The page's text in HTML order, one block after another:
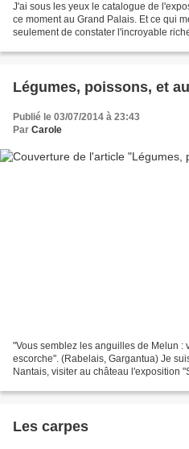
J'ai sous les yeux le catalogue de
ce moment au Grand Palais. Et ce qui
seulement de constater l'incroyable
Légumes, poissons, et
Publié le 03/07/2014 à 23:43
Par Carole
"Vous semblez les anguilles de Melun :
escorche". (Rabelais, Gargantua) Je
Nantais, visiter au château l'exposition
Les carpes